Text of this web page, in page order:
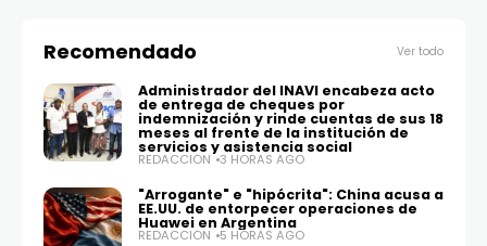
Recomendado Ver todo
Administrador del INAVI encabeza acto
de entrega de cheques por
indemnización y rinde cuentas de sus 18
meses al frente de la institución de
servicios y asistencia social
REDACCIÓN 3 HORAS AGO
"Arrogante" e "hipócrita": China acusa a
EE.UU. de entorpecer operaciones de
Huawei en Argentina
REDACCIÓN 5 HORAS AGO